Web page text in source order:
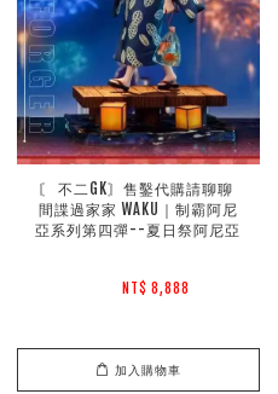
〘 不二GK〙售鑿代購請聊聊
間諜過家家 WAKU｜制霸阿尼
亞系列第四彈--夏日祭阿尼亞
NT$ 8,888
加入購物車